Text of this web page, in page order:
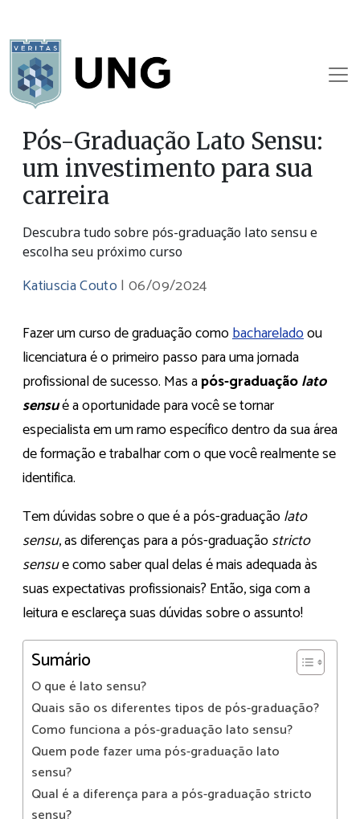
Pós-Graduação Lato Sensu:
um investimento para sua
carreira
Descubra tudo sobre pós-graduação lato sensu e
escolha seu próximo curso
Katiuscia Couto |06/09/2024
Fazer um curso de graduação comobachareladoou
licenciatura é o primeiro passo para uma jornada
profissional de sucesso. Mas após-graduaçãolato
sensué a oportunidade para você se tornar
especialista em um ramo específico dentro da sua área
de formação e trabalhar com o que você realmente se
identifica.
Tem dúvidas sobre o que é a pós-graduaçãolato
sensu, as diferenças para a pós-graduaçãostricto
sensue como saber qual delas é mais adequada às
suas expectativas profissionais? Então, siga com a
leitura e esclareça suas dúvidas sobre o assunto!
Sumário
O que é lato sensu?
Quais são os diferentes tipos de pós-graduação?
Como funciona a pós-graduação lato sensu?
Quem pode fazer uma pós-graduação lato
sensu?
Qual é a diferença para a pós-graduação stricto